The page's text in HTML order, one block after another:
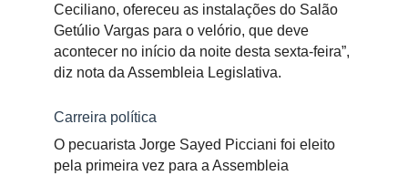
Ceciliano, ofereceu as instalações do Salão
Getúlio Vargas para o velório, que deve
acontecer no início da noite desta sexta-feira”,
diz nota da Assembleia Legislativa.
Carreira política
O pecuarista Jorge Sayed Picciani foi eleito
pela primeira vez para a Assembleia